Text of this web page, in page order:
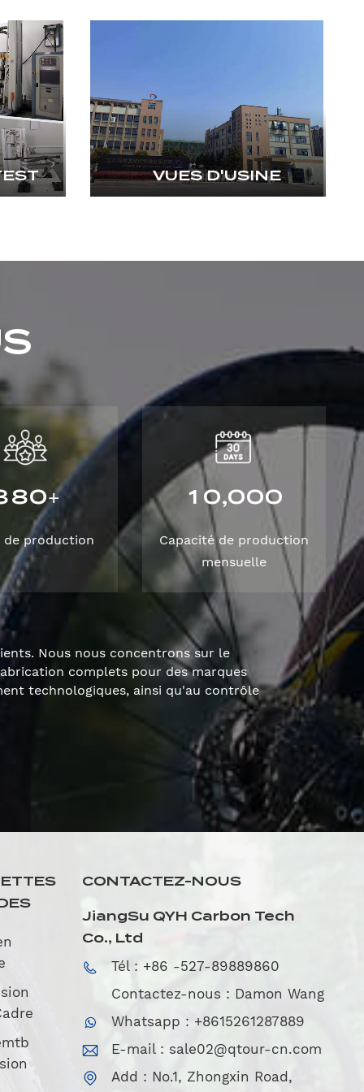
VUES D'USINE
80+
de production
1 0,000
Capacité de production
mensuelle
Nous nous concentrons sur le
complets pour des marques
technologiques, ainsi qu'au contrôle
CONTACTEZ-NOUS
JiangSu QYH Carbon Tech
Co., Ltd
Tél : +86 -527-89889860
Contactez-nous : Damon Wang
Whatsapp : +8615261287889
E-mail : sale02@qtour-cn.com
Add : No.1, Zhongxin Road,